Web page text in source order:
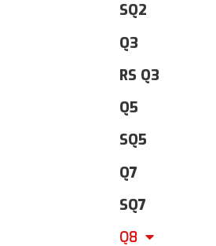
SQ2
Q3
RS Q3
Q5
SQ5
Q7
SQ7
Q8